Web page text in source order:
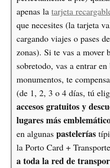
apenas latarjeta
que necesites (la tarjeta
cargando viajes o pases
zonas). Si te vas a mover
sobretodo, vas a entrar
monumentos, te
(de 1, 2, 3 o 4 días, tú
accesos gratuitos y
lugares más
en algunaspastelerías
la Porto Card +
a toda la red de